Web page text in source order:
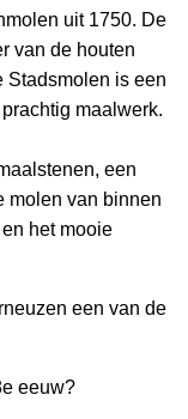
uit 1750. De
van de houten
Stadsmolen is een
maalwerk.
een
molen van binnen
het mooie
een van de
eeuw?